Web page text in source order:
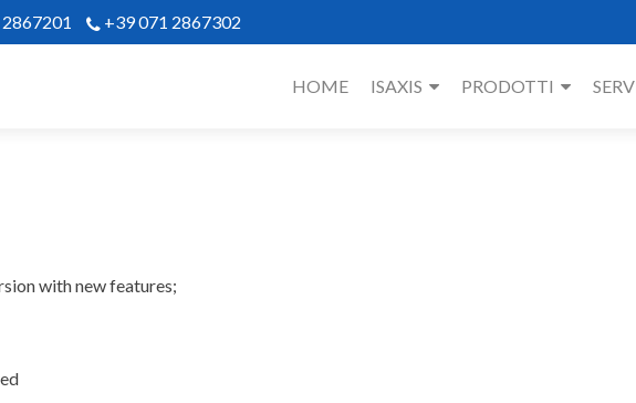
+39 071 2867302
HOME ISAXIS PRODOTTI
with new features;